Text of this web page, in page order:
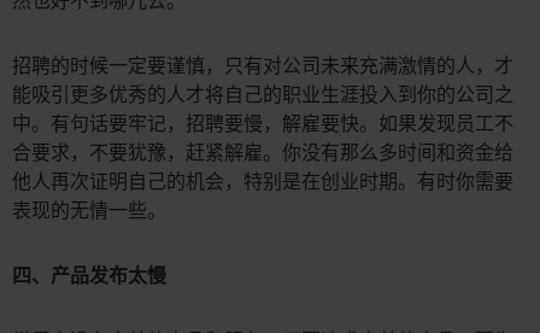
招聘的时候一定要谨慎，只有对公司未来充满激情的人，才
能吸引更多优秀的人才将自己的职业生涯投入到你的公司之
中。有句话要牢记，招聘要慢，解雇要快。如果发现员工不
合要求，不要犹豫，赶紧解雇。你没有那么多时间和资金给
他人再次证明自己的机会，特别是在创业时期。有时你需要
表现的无情一些。
四、产品发布太慢